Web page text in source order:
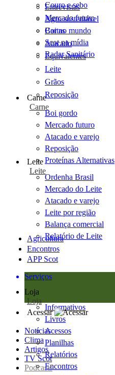
Entrevistas
Agro sustentável
Cartas
Scot na mídia
Radar Sanitário
Couro e sebo
Mercado futuro
Boi no mundo
Atacado
Equivalentes
Leite
Grãos
Reposição
Carne
Carne
Boi gordo
Mercado futuro
Atacado e varejo
Reposição
Proteínas Alternativas
Leite
Leite
Ordenha Brasil
Mercado do Leite
Atacado e varejo
Leite por região
Balança comercial
Relatório de Leite
Agricultura
Encontros
APP Scot
Serviços
Loja
Loja
Informativos
Livros
Acessos
Planilhas
Relatórios
Encontros
Acessar
Notícias
Clima
Artigos
TV Scot
Podcasts